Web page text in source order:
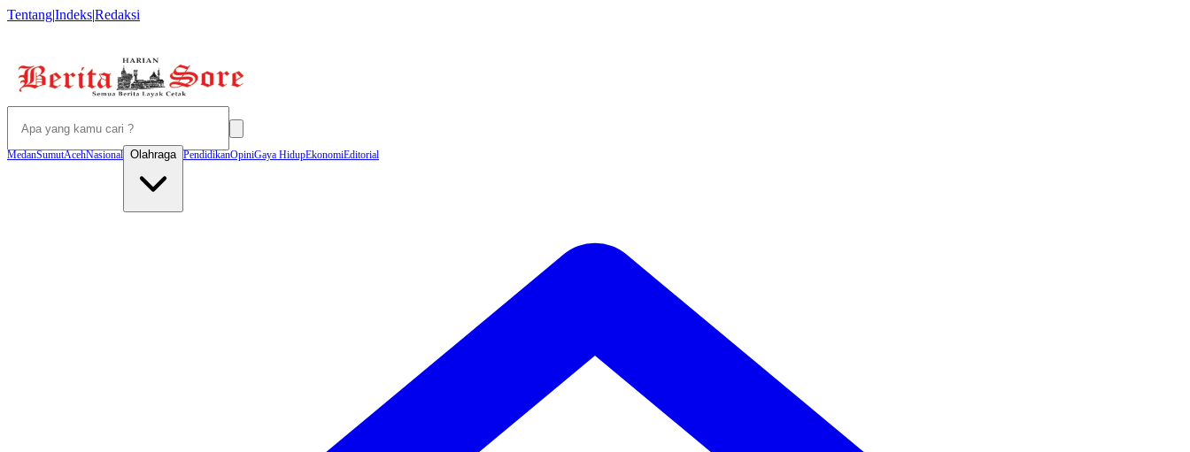
Tentang|Indeks|Redaksi
MedanSumutAcehNasional Olahraga PendidikanOpiniGaya HidupEkonomiEditorial